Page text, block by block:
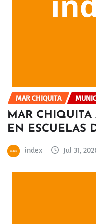
MAR CHIQUITA
MAR CHIQUITA
EN ESCUELAS
index Jul 31,